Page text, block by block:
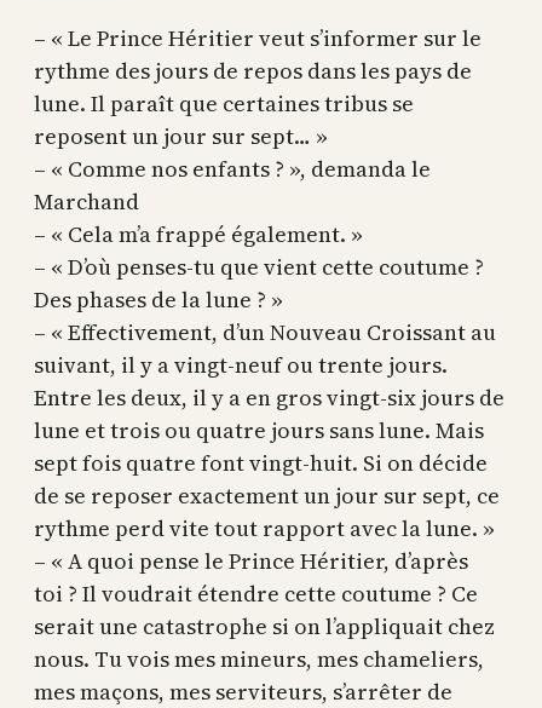
– « Le Prince Héritier veut s’informer sur le
rythme des jours de repos dans les pays de
lune. Il paraît que certaines tribus se
reposent un jour sur sept… »
– « Comme nos enfants ? », demanda le
Marchand
– « Cela m’a frappé également. »
– « D’où penses-tu que vient cette coutume ?
Des phases de la lune ? »
– « Effectivement, d’un Nouveau Croissant au
suivant, il y a vingt-neuf ou trente jours.
Entre les deux, il y a en gros vingt-six jours de
lune et trois ou quatre jours sans lune. Mais
sept fois quatre font vingt-huit. Si on décide
de se reposer exactement un jour sur sept, ce
rythme perd vite tout rapport avec la lune. »
– « A quoi pense le Prince Héritier, d’après
toi ? Il voudrait étendre cette coutume ? Ce
serait une catastrophe si on l’appliquait chez
nous. Tu vois mes mineurs, mes chameliers,
mes maçons, mes serviteurs, s’arrêter de